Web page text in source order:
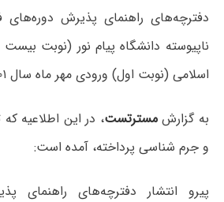
دفترچه‌های راهنمای پذیرش دوره‌های
ناپیوسته دانشگاه پیام نور (نوبت
اسلامی (نوبت اول) ورودی مهر ماه سال ۱۴۰۱ منتشر شد.
به گزارشمسترتست، در این اطلاعیه
و جرم شناسی پرداخته، آمده است:
پیرو انتشار دفترچه‌های راهنمای